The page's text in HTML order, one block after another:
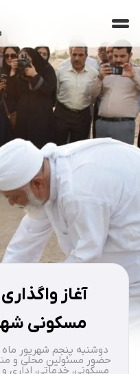
مقالات
ویدیوها
جستجو ...
مسکونی
مسکونی، خدماتی، اداری